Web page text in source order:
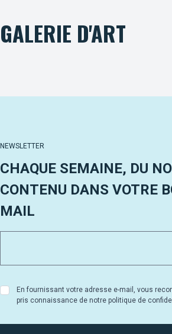
GALERIE D'ART
NEWSLETTER
CHAQUE SEMAINE, DU
CONTENU DANS VOTRE
MAIL
En fournissant votre adresse e-mail, vous
pris connaissance de notre politique de